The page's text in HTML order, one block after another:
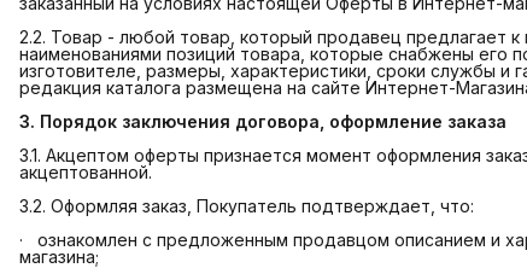
2.2. Товар - любой товар, который продавец предлагает
наименованиями позиций товара, которые снабжены его
изготовителе, размеры, характеристики, сроки службы
редакция каталога размещена на сайте Интернет-
3. Порядок заключения договора, оформление заказа
3.1. Акцептом оферты признается момент оформления
акцептованной.
3.2. Оформляя заказ, Покупатель подтверждает, что:
· ознакомлен с предложенным продавцом описанием и
магазина;